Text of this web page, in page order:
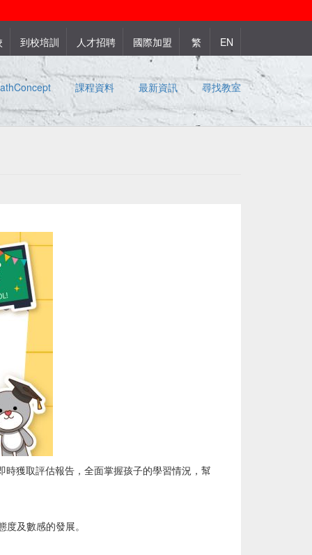
到校培訓 人才招聘 國際加盟 繁 EN
課程資料 最新資訊 尋找教室
獲取評估報告，全面掌握孩子的學習情況，幫
及數感的發展。